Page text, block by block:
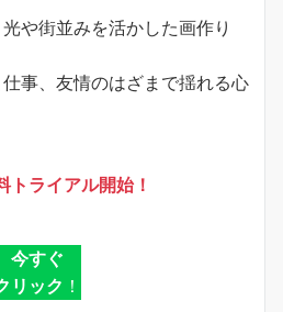
光や街並みを活かした画作り
事、友情のはざまで揺れる心
トライアル開始！
今すぐ
リック ！